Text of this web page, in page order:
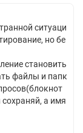
ситуаци
но бе
становить
файлы и папк
а имя